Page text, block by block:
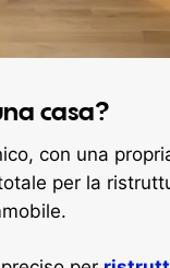
casa?
con una
per la